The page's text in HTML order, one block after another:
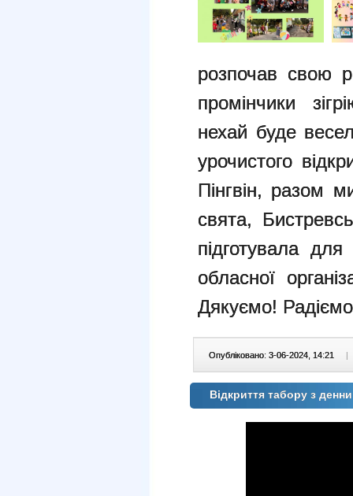
розпочав свою
промінчики
нехай буде
урочистого
Пінгвін, разом
свята,
підготувала
обласної
Дякуємо! Радіємо
Опубліковано: 3-06-2024, 14:21 |
Відкриття табору з